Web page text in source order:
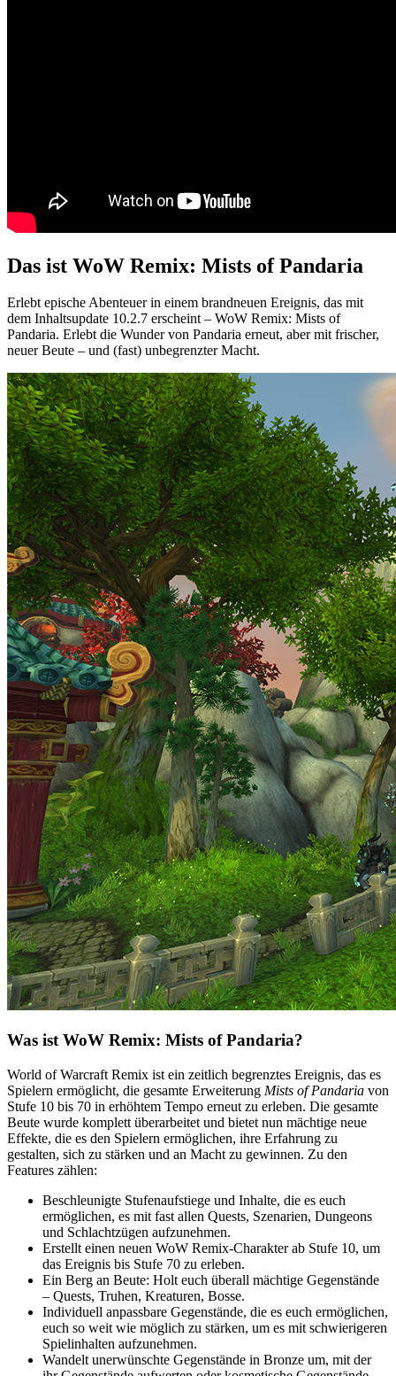
Das ist WoW Remix: Mists of Pandaria
Erlebt epische Abenteuer in einem brandneuen Ereignis, das mit
dem Inhaltsupdate 10.2.7 erscheint – WoW Remix: Mists of
Pandaria. Erlebt die Wunder von Pandaria erneut, aber mit frischer,
neuer Beute – und (fast) unbegrenzter Macht.
Was ist WoW Remix: Mists of Pandaria?
World of Warcraft Remix ist ein zeitlich begrenztes Ereignis, das es
Spielern ermöglicht, die gesamte Erweiterung Mists of Pandaria von
Stufe 10 bis 70 in erhöhtem Tempo erneut zu erleben. Die gesamte
Beute wurde komplett überarbeitet und bietet nun mächtige neue
Effekte, die es den Spielern ermöglichen, ihre Erfahrung zu
gestalten, sich zu stärken und an Macht zu gewinnen. Zu den
Features zählen:
Beschleunigte Stufenaufstiege und Inhalte, die es euch
ermöglichen, es mit fast allen Quests, Szenarien, Dungeons
und Schlachtzügen aufzunehmen.
Erstellt einen neuen WoW Remix-Charakter ab Stufe 10, um
das Ereignis bis Stufe 70 zu erleben.
Ein Berg an Beute: Holt euch überall mächtige Gegenstände
– Quests, Truhen, Kreaturen, Bosse.
Individuell anpassbare Gegenstände, die es euch ermöglichen,
euch so weit wie möglich zu stärken, um es mit schwierigeren
Spielinhalten aufzunehmen.
Wandelt unerwünschte Gegenstände in Bronze um, mit der